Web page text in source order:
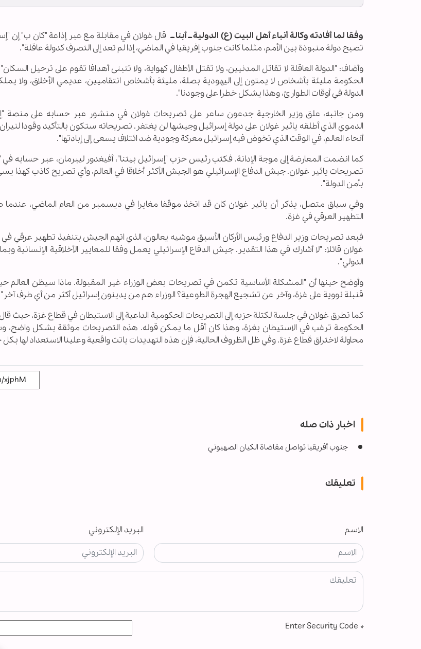
وفقا لما أفادته وكالة أنباء أهل البيت (ع) الدولية ــ أبنا ــ قال غولان في مقابلة مع عبر إذاعة "كان ب" إن
تصبح دولة منبوذة بين الأمم، مثلما كانت جنوب إفريقيا في الماضي، إذا لم تعد إلى التصرف كدولة عاقلة".
وأضاف: "الدولة العاقلة لا تقاتل المدنيين، ولا تقتل الأطفال كهواية، ولا تتبنى أهدافا تقوم على ترحيل
الحكومة مليئة بأشخاص لا يمتون إلى اليهودية بصلة، مليئة بأشخاص انتقاميين، عديمي الأخلاق، ولا
الدولة في أوقات الطوارئ، وهذا يشكل خطرا على وجودنا".
ومن جانبه، علق وزير الخارجية جدعون ساعر على تصريحات غولان في منشور عبر حسابه على منصة
الدموي الذي أطلقه يائير غولان على دولة إسرائيل وجيشها لن يغتفر. تصريحاته ستكون بالتأكيد وقودا
أنحاء العالم، في الوقت الذي تخوض فيه إسرائيل معركة وجودية ضد ائتلاف يسعى إلى إبادتها".
كما انضمت المعارضة إلى موجة الإدانة. فكتب رئيس حزب "إسرائيل بيتنا"، أفيغدور ليبرمان، عبر حسابه
تصريحات يائير غولان. جيش الدفاع الإسرائيلي هو الجيش الأكثر أخلاقا في العالم، وأي تصريح كاذب كهذا
بأمن الدولة".
وفي سياق متصل، يذكر أن يائير غولان كان قد اتخذ موقفا مغايرا في ديسمبر من العام الماضي،
التطهير العرقي في غزة.
فبعد تصريحات وزير الدفاع ورئيس الأركان الأسبق موشيه يعالون، الذي اتهم الجيش بتنفيذ تطهير عرقي
غولان قائلا: "لا أشارك في هذا التقدير. جيش الدفاع الإسرائيلي يعمل وفقا للمعايير الأخلاقية الإنسانية
الدولي".
وأوضح حينها أن "المشكلة الأساسية تكمن في تصريحات بعض الوزراء غير المقبولة. ماذا سيظن
قنبلة نووية على غزة، وآخر عن تشجيع الهجرة الطوعية؟ الوزراء هم من يدينون إسرائيل أكثر من أي طرف
كما تطرق غولان في جلسة لكتلة حزبه إلى التصريحات الحكومية الداعية إلى الاستيطان في قطاع غزة، حيث
الحكومة ترغب في الاستيطان بغزة، وهذا كان أقل ما يمكن قوله. هذه التصريحات موثقة بشكل
محاولة لاختراق قطاع غزة. وفي ظل الظروف الحالية، فإن هذه التهديدات باتت واقعية وعلينا الاستعداد لها
اخبار ذات صله
جنوب أفريقيا تواصل مقاضاة الكيان الصهيوني
تعليقك
الاسم البريد الإلكتروني
*